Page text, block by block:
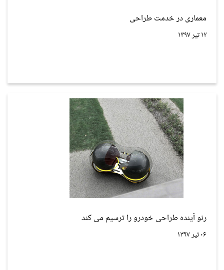
معماری در خدمت طراحی
۱۲ تیر ۱۳۹۷
رنو آینده طراحی خودرو را ترسیم می کند
۰۶ تیر ۱۳۹۷